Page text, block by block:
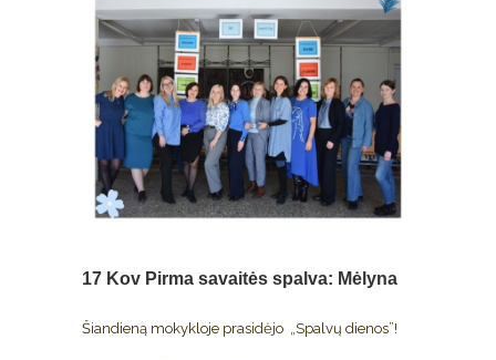
17 Kov Pirma savaitės spalva: Mėlyna
Šiandieną mokykloje prasidėjo „Spalvų dienos”!